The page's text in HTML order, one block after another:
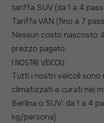
tariffa SUV (da 1 a 4
Tariffa VAN (fino a 7
Nessun costo nascosto:
prezzo pagato.
I nostri veicoli
Tutti i nostri veicoli
climatizzati e curati nei
Berlina o SUV: da 1 a 4
kg/persona)